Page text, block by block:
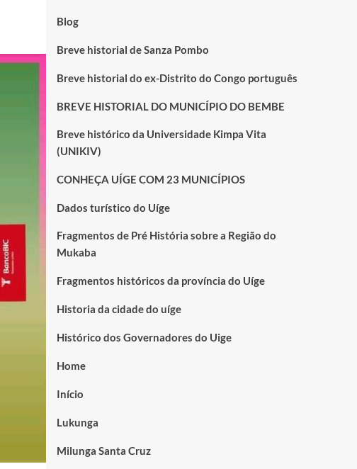
Blog
Breve historial de Sanza Pombo
Breve historial do ex-Distrito do Congo português
BREVE HISTORIAL DO MUNICÍPIO DO BEMBE
Breve histórico da Universidade Kimpa Vita
(UNIKIV)
CONHEÇA UÍGE COM 23 MUNICÍPIOS
Dados turístico do Uíge
Fragmentos de Pré História sobre a Região do
Mukaba
Fragmentos históricos da província do Uíge
Historia da cidade do uíge
Histórico dos Governadores do Uige
Home
Início
Lukunga
Milunga Santa Cruz